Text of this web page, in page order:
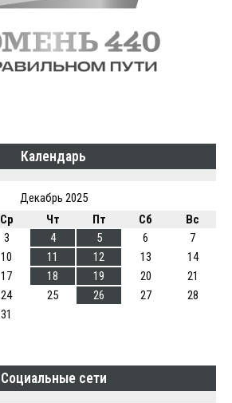
Календарь
Декабрь 2025
Ср Чт Пт Сб
Вс
3 4 5 6
7
10 11 12 13
14
17 18 19 20
21
24 25 26 27
28
31
Социальные сети